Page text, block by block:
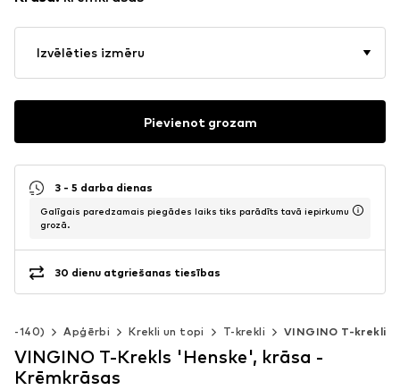
Izvēlēties izmēru
Pievienot grozam
3 - 5 darba dienas
Galīgais paredzamais piegādes laiks tiks parādīts tavā iepirkumu
grozā.
30 dienu atgriešanas tiesības
140) Apģērbi Krekli un topi T-krekli VINGINO T-krekli
VINGINO T-Krekls 'Henske', krāsa -
Krēmkrāsas